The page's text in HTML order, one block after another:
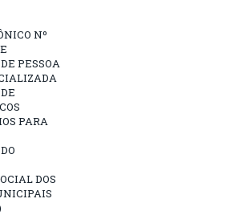
Nº
PESSOA
PARA
DOS